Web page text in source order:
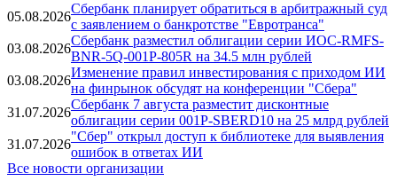
05.08.2026
Сбербанк планирует обратиться в арбитражный суд
с заявлением о банкротстве "Евротранса"
03.08.2026
Сбербанк разместил облигации серии ИОС-RMFS-
BNR-5Q-001Р-805R на 34.5 млн рублей
03.08.2026
Изменение правил инвестирования с приходом ИИ
на финрынок обсудят на конференции "Сбера"
31.07.2026
Сбербанк 7 августа разместит дисконтные
облигации серии 001Р-SBERD10 на 25 млрд рублей
31.07.2026
"Сбер" открыл доступ к библиотеке для выявления
ошибок в ответах ИИ
Все новости организации